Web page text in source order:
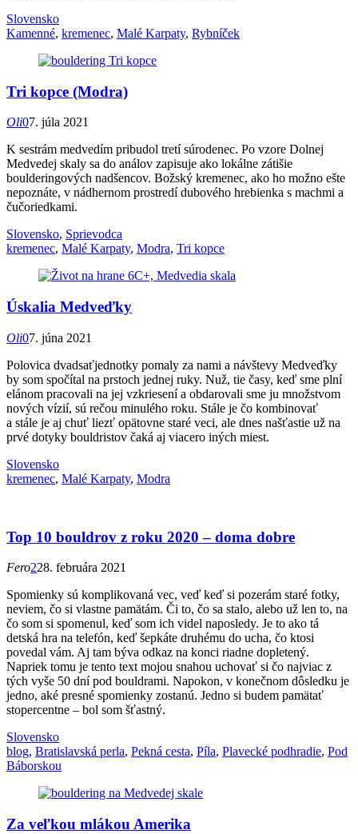
Slovensko
Kamenné, kremenec, Malé Karpaty, Rybníček
Tri kopce (Modra)
Oli07. júla 2021
K sestrám medvedím pribudol tretí súrodenec. Po vzore Dolnej
Medvedej skaly sa do análov zapisuje ako lokálne zátišie
boulderingových nadšencov. Božský kremenec, ako ho možno ešte
nepoznáte, v nádhernom prostredí dubového hrebienka s machmi a
čučoriedkami.
Slovensko, Sprievodca
kremenec, Malé Karpaty, Modra, Tri kopce
Úskalia Medveďky
Oli07. júna 2021
Polovica dvadsaťjednotky pomaly za nami a návštevy Medveďky
by som spočítal na prstoch jednej ruky. Nuž, tie časy, keď sme plní
elánom pracovali na jej vzkriesení a obdarovali sme ju množstvom
nových vízií, sú rečou minulého roku. Stále je čo kombinovať
a stále je aj chuť liezť opätovne staré veci, ale dnes našťastie už na
prvé dotyky bouldristov čaká aj viacero iných miest.
Slovensko
kremenec, Malé Karpaty, Modra
Top 10 bouldrov z roku 2020 – doma dobre
Fero228. februára 2021
Spomienky sú komplikovaná vec, veď keď si pozerám staré fotky,
neviem, čo si vlastne pamätám. Či to, čo sa stalo, alebo už len to, na
čo som si spomenul, keď som ich videl naposledy. Je to ako tá
detská hra na telefón, keď šepkáte druhému do ucha, čo ktosi
povedal vám. Aj tam býva odkaz na konci riadne dopletený.
Napriek tomu je tento text mojou snahou uchovať si čo najviac z
tých vyše 50 dní pod bouldrami. Napokon, v konečnom dôsledku je
jedno, aké presné spomienky zostanú. Jedno si budem pamätať
stopercentne – bol som šťastný.
Slovensko
blog, Bratislavská perla, Pekná cesta, Píla, Plavecké podhradie, Pod
Báborskou
Za veľkou mlákou Amerika